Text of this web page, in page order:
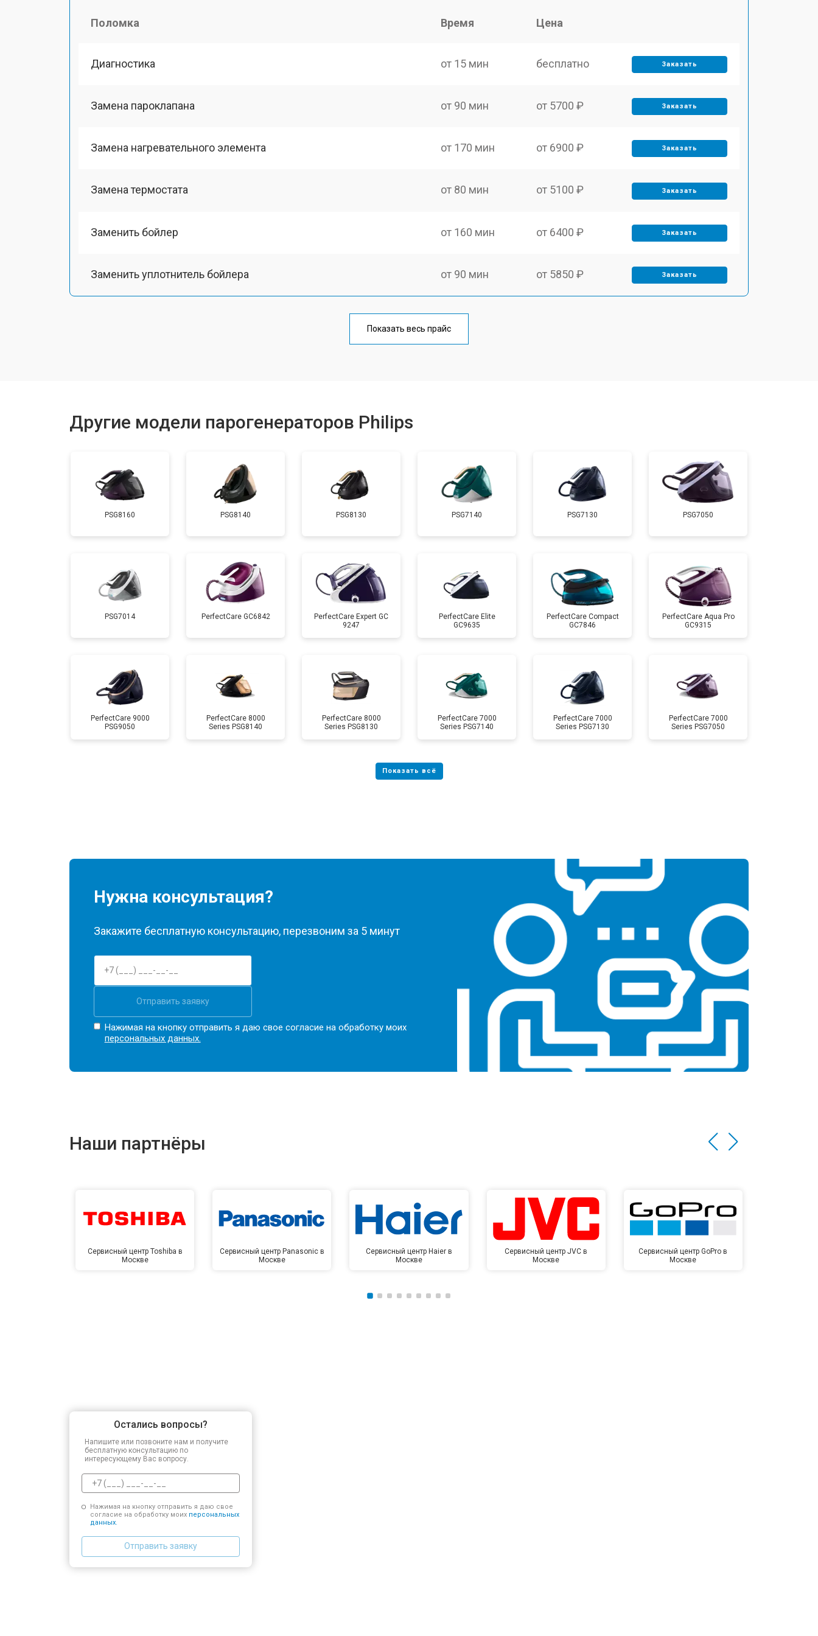
Поломка Время Цена
Диагностика от 15 мин бесплатно Заказать
Замена пароклапана от 90 мин от 5700 ₽ Заказать
Замена нагревательного элемента от 170 мин от 6900 ₽ Заказать
Замена термостата от 80 мин от 5100 ₽ Заказать
Заменить бойлер от 160 мин от 6400 ₽ Заказать
Заменить уплотнитель бойлера от 90 мин от 5850 ₽ Заказать
от 110 мин
Замена шнура питания от 140 мин от 5700 ₽ Заказать
Корпусный ремонт (замена резинок, креплений, кнопок) от 110 мин от 4100 ₽ Заказать
Профилактическая чистка от 80 мин от 4700 ₽ Заказать
Показать весь прайс
Другие модели парогенераторов Philips
PSG8160 PSG8140 PSG8130 PSG7140 PSG7130 PSG7050
PSG7014 PerfectCare GC6842
PerfectCare Expert GC
9247
PerfectCare Elite
GC9635
PerfectCare Compact
GC7846
PerfectCare Aqua Pro
GC9315
PerfectCare 9000
PSG9050
PerfectCare 8000
Series PSG8140
PerfectCare 8000
Series PSG8130
PerfectCare 7000
Series PSG7140
PerfectCare 7000
Series PSG7130
PerfectCare 7000
Series PSG7050
Нужна консультация?
Закажите бесплатную консультацию, перезвоним за 5 минут
Отправить заявку
Нажимая на кнопку отправить я даю свое согласие на обработку моих
персональных данных.
Наши партнёры
Сервисный центр Toshiba в
Москве
Сервисный центр Panasonic в
Москве
Сервисный центр Haier в
Москве
Сервисный центр JVC в
Москве
Сервисный центр GoPro в
Москве
Остались вопросы?
Напишите или позвоните нам и получите
бесплатную консультацию по
интересующему Вас вопросу.
Нажимая на кнопку отправить я даю свое
согласие на обработку моих персональных
данных.
Отправить заявку